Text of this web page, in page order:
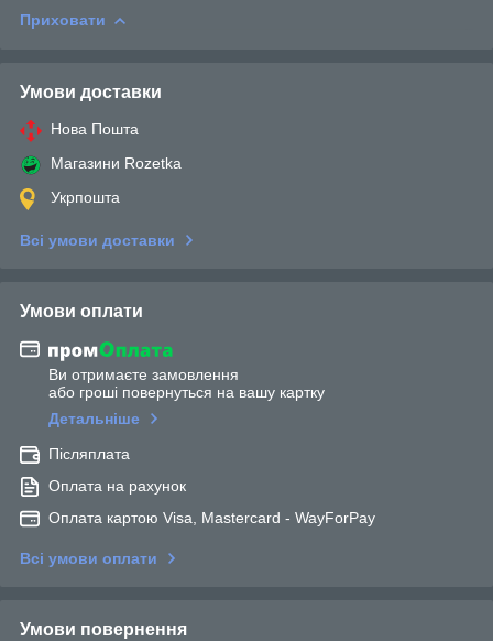
Приховати
Умови доставки
Нова Пошта
Магазини Rozetka
Укрпошта
Всі умови доставки
Умови оплати
Ви отримаєте замовлення
або гроші повернуться на вашу картку
Детальніше
Післяплата
Оплата на рахунок
Оплата картою Visa, Mastercard - WayForPay
Всі умови оплати
Умови повернення